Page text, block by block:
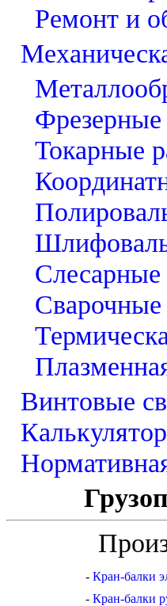
Ремонт и
Токарные
Винтовые
- Кран-балки
- Кран-балки